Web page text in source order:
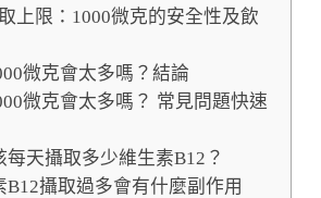
上限：1000微克的安全性及飲
微克會太多嗎？結論
微克會太多嗎？ 常見問題快速
每天攝取多少維生素B12？
B12攝取過多會有什麼副作用